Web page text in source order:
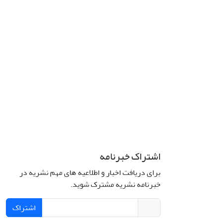
اشتراک خبرنامه
برای دریافت اخبار و اطلاعیه های مهم نشریه در
خبرنامه نشریه مشترک شوید.
اشتراک